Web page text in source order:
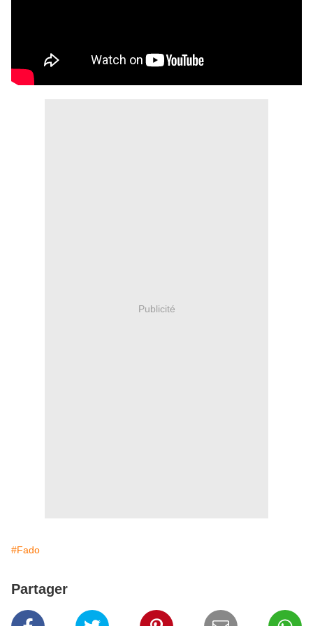
Publicité
#Fado
Partager